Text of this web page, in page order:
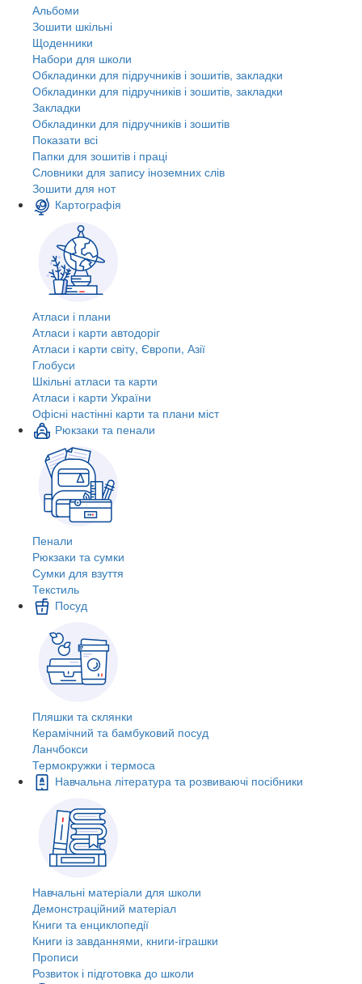
Альбоми
Зошити шкільні
Щоденники
Набори для школи
Обкладинки для підручників і зошитів, закладки
Обкладинки для підручників і зошитів, закладки
Закладки
Обкладинки для підручників і зошитів
Показати всі
Папки для зошитів і праці
Словники для запису іноземних слів
Зошити для нот
Картографія
Атласи і плани
Атласи і карти автодоріг
Атласи і карти світу, Європи, Азії
Глобуси
Шкільні атласи та карти
Атласи і карти України
Офісні настінні карти та плани міст
Рюкзаки та пенали
Пенали
Рюкзаки та сумки
Сумки для взуття
Текстиль
Посуд
Пляшки та склянки
Керамічний та бамбуковий посуд
Ланчбокси
Термокружки і термоса
Навчальна література та розвиваючі посібники
Навчальні матеріали для школи
Демонстраційний матеріал
Книги та енциклопедії
Книги із завданнями, книги-іграшки
Прописи
Розвиток і підготовка до школи